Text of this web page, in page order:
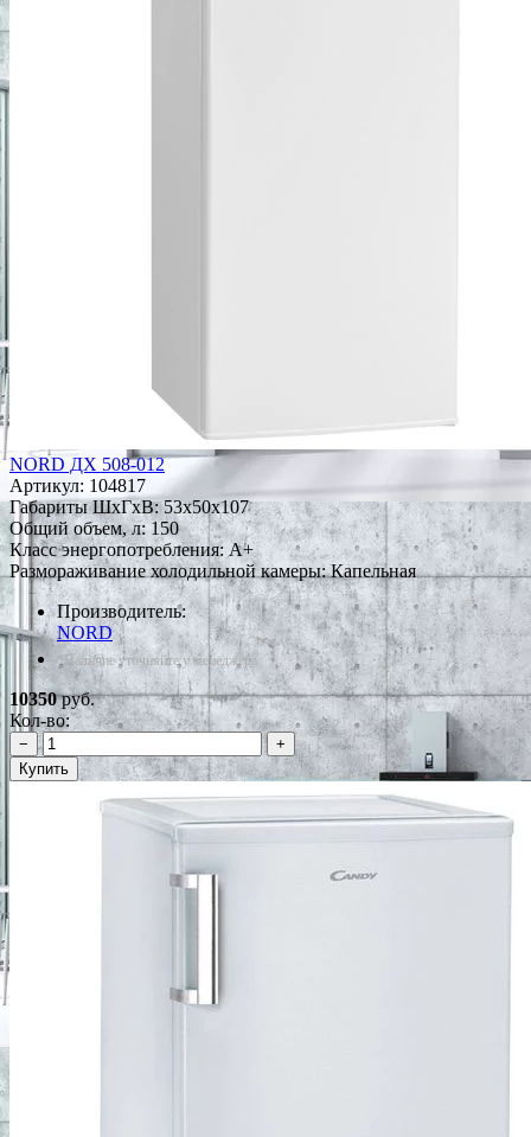
NORD ДХ 508-012
Артикул: 104817
Габариты ШxГxВ: 53x50x107
Общий объем, л: 150
Класс энергопотребления: A+
Размораживание холодильной камеры: Капельная
Производитель:
NORD
*Наличие уточняйте у менеджера
10350руб.
Кол-во:
−
+
Купить